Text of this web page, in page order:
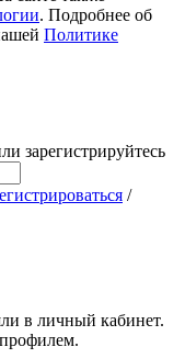
. Подробнее об
Политике
зарегистрируйтесь
/
в личный кабинет.